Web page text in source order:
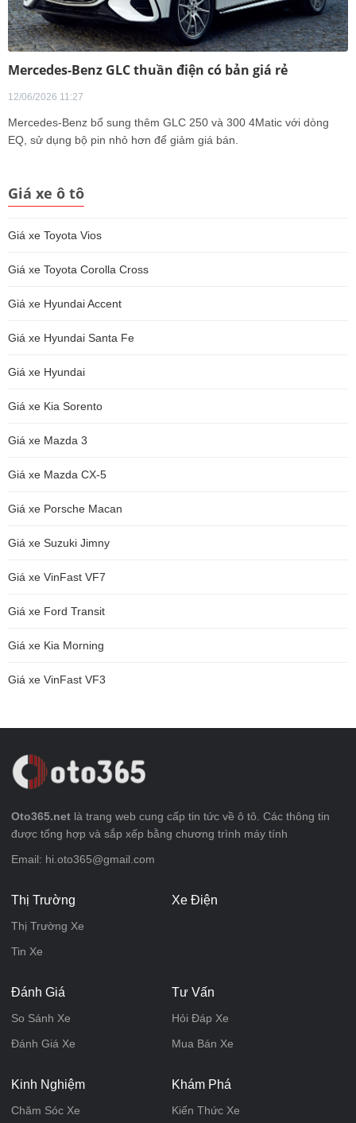
Mercedes-Benz GLC thuần điện có bản giá rẻ
12/06/2026 11:27
Mercedes-Benz bổ sung thêm GLC 250 và 300 4Matic với dòng
EQ, sử dụng bộ pin nhỏ hơn để giảm giá bán.
Giá xe ô tô
Giá xe Toyota Vios
Giá xe Toyota Corolla Cross
Giá xe Hyundai Accent
Giá xe Hyundai Santa Fe
Giá xe Hyundai
Giá xe Kia Sorento
Giá xe Mazda 3
Giá xe Mazda CX-5
Giá xe Porsche Macan
Giá xe Suzuki Jimny
Giá xe VinFast VF7
Giá xe Ford Transit
Giá xe Kia Morning
Giá xe VinFast VF3
Oto365.net là trang web cung cấp tin tức về ô tô. Các thông tin
được tổng hợp và sắp xếp bằng chương trình máy tính
Email: hi.oto365@gmail.com
Thị Trường
Thị Trường Xe
Tin Xe
Xe Điện
Đánh Giá
So Sánh Xe
Đánh Giá Xe
Tư Vấn
Hỏi Đáp Xe
Mua Bán Xe
Kinh Nghiệm
Chăm Sóc Xe
Khám Phá
Kiến Thức Xe